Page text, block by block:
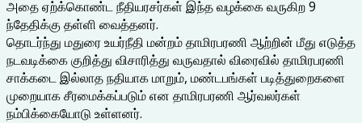
அதை ஏற்க்கொண்ட நீதியரசர்கள் இந்த வழக்கை வருகிற 9
ந்தேதிக்கு தள்ளி வைத்தனர்.
தொடர்ந்து மதுரை உயர்நீதி மன்றம் தாமிரபரணி ஆற்றின் மீது எடுத்த
நடவடிக்கை குறித்து விசாரித்து வருவதால் விரைவில் தாமிரபரணி
சாக்கடை இல்லாத நதியாக மாறும், மண்டபங்கள் படித்துறைகளை
முறையாக சீரமைக்கப்படும் என தாமிரபரணி ஆர்வலர்கள்
நம்பிக்கையோடு உள்ளனர்.